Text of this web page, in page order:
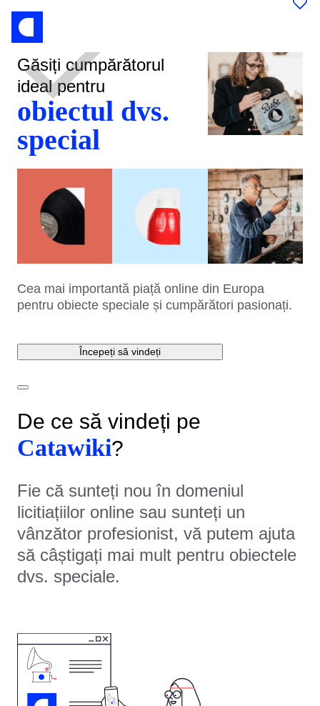
Găsiți cumpărătorul
ideal pentru
obiectul dvs.
special
Cea mai importantă piață online din Europa
pentru obiecte speciale și cumpărători pasionați.
Începeți să vindeți
De ce să vindeți pe
Catawiki?
Fie că sunteți nou în domeniul
licitiațiilor online sau sunteți un
vânzător profesionist, vă putem ajuta
să câștigați mai mult pentru obiectele
dvs. speciale.